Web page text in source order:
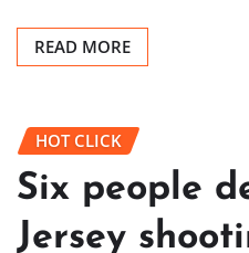
READ MORE
HOT CLICK
Six people
Jersey